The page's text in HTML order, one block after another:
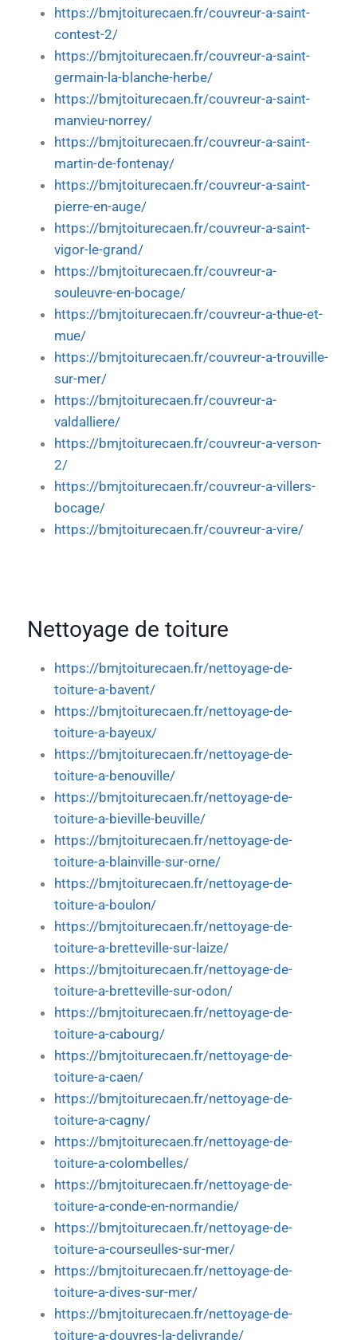
https://bmjtoiturecaen.fr/couvreur-a-saint-
contest-2/
https://bmjtoiturecaen.fr/couvreur-a-saint-
germain-la-blanche-herbe/
https://bmjtoiturecaen.fr/couvreur-a-saint-
manvieu-norrey/
https://bmjtoiturecaen.fr/couvreur-a-saint-
martin-de-fontenay/
https://bmjtoiturecaen.fr/couvreur-a-saint-
pierre-en-auge/
https://bmjtoiturecaen.fr/couvreur-a-saint-
vigor-le-grand/
https://bmjtoiturecaen.fr/couvreur-a-
souleuvre-en-bocage/
https://bmjtoiturecaen.fr/couvreur-a-thue-et-
mue/
https://bmjtoiturecaen.fr/couvreur-a-trouville-
sur-mer/
https://bmjtoiturecaen.fr/couvreur-a-
valdalliere/
https://bmjtoiturecaen.fr/couvreur-a-verson-
2/
https://bmjtoiturecaen.fr/couvreur-a-villers-
bocage/
https://bmjtoiturecaen.fr/couvreur-a-vire/
Nettoyage de toiture
https://bmjtoiturecaen.fr/nettoyage-de-
toiture-a-bavent/
https://bmjtoiturecaen.fr/nettoyage-de-
toiture-a-bayeux/
https://bmjtoiturecaen.fr/nettoyage-de-
toiture-a-benouville/
https://bmjtoiturecaen.fr/nettoyage-de-
toiture-a-bieville-beuville/
https://bmjtoiturecaen.fr/nettoyage-de-
toiture-a-blainville-sur-orne/
https://bmjtoiturecaen.fr/nettoyage-de-
toiture-a-boulon/
https://bmjtoiturecaen.fr/nettoyage-de-
toiture-a-bretteville-sur-laize/
https://bmjtoiturecaen.fr/nettoyage-de-
toiture-a-bretteville-sur-odon/
https://bmjtoiturecaen.fr/nettoyage-de-
toiture-a-cabourg/
https://bmjtoiturecaen.fr/nettoyage-de-
toiture-a-caen/
https://bmjtoiturecaen.fr/nettoyage-de-
toiture-a-cagny/
https://bmjtoiturecaen.fr/nettoyage-de-
toiture-a-colombelles/
https://bmjtoiturecaen.fr/nettoyage-de-
toiture-a-conde-en-normandie/
https://bmjtoiturecaen.fr/nettoyage-de-
toiture-a-courseulles-sur-mer/
https://bmjtoiturecaen.fr/nettoyage-de-
toiture-a-dives-sur-mer/
https://bmjtoiturecaen.fr/nettoyage-de-
toiture-a-douvres-la-delivrande/